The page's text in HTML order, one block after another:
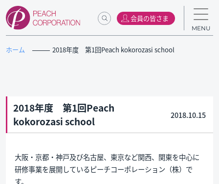
会員の皆さま
MENU
ホーム 2018年度 第1回Peach kokorozasi school
2018年度 第1回Peach
kokorozasi school
2018.10.15
大阪・京都・神戸及び名古屋、東京など関西、関東を中心に
研修事業を展開しているピーチコーポレーション（株）で
す。